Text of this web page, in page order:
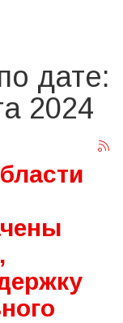
дате:
2024